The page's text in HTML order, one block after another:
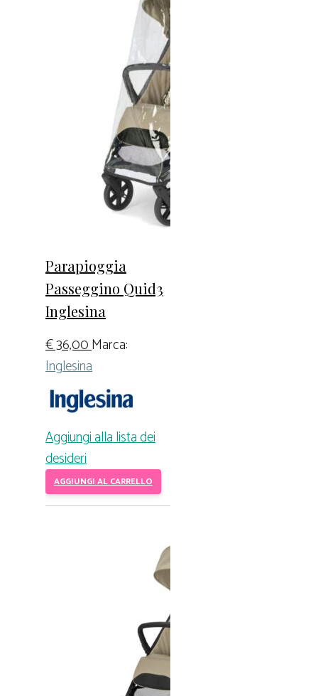
Parapioggia
Passeggino Quid3
Inglesina
€36,00Marca:
Inglesina
Aggiungi alla lista dei
desideri
AGGIUNGI AL CARRELLO